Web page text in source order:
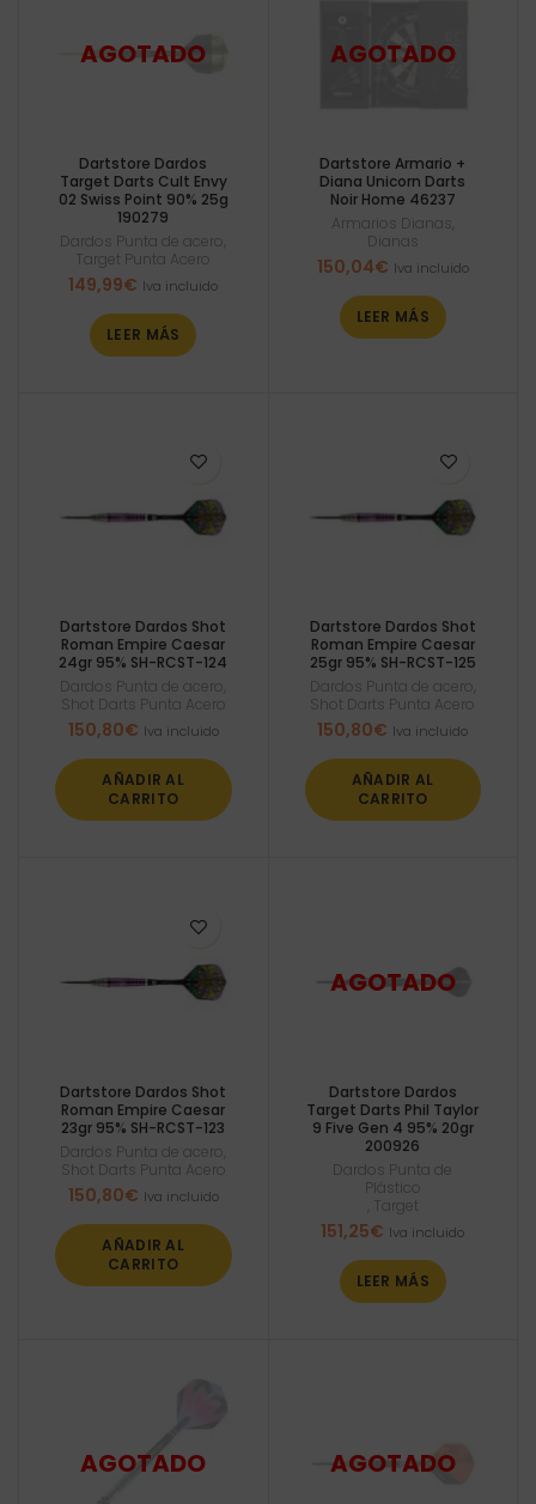
Dartstore Dardos
Target Darts Cult Envy
02 Swiss Point 90% 25g
190279
Dardos Punta de acero
Target Punta Acero
149,99€ Iva incluido
LEER MÁS
Dartstore Armario +
Diana Unicorn Darts
Noir Home 46237
Armarios Dianas
Dianas
150,04€ Iva incluido
LEER MÁS
Dartstore Dardos Shot
Roman Empire Caesar
24gr 95% SH-RCST-124
Dardos Punta de acero
Shot Darts Punta Acero
150,80€ Iva incluido
AÑADIR AL
CARRITO
Dartstore Dardos Shot
Roman Empire Caesar
25gr 95% SH-RCST-125
Dardos Punta de acero
Shot Darts Punta Acero
150,80€ Iva incluido
AÑADIR AL
CARRITO
Dartstore Dardos Shot
Roman Empire Caesar
23gr 95% SH-RCST-123
Dardos Punta de acero
Shot Darts Punta Acero
150,80€ Iva incluido
AÑADIR AL
CARRITO
Dartstore Dardos
Target Darts Phil Taylor
9 Five Gen 4 95% 20gr
200926
Dardos Punta de
Plástico
Target
151,25€ Iva incluido
LEER MÁS